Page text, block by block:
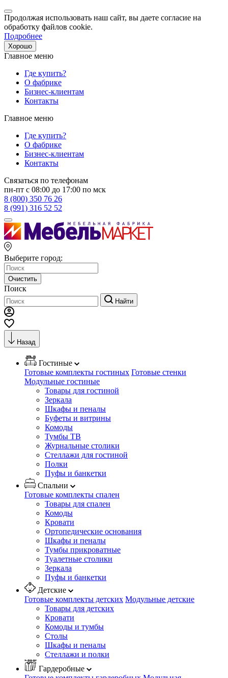
Продолжая использовать наш сайт, вы даете согласие на
обработку файлов cookie.
Подробнее
Хорошо
Главное меню
Где купить?
О фабрике
Бизнес-клиентам
Контакты
Главное меню
Где купить?
О фабрике
Бизнес-клиентам
Контакты
Связаться по телефонам
пн-пт с 08:00 до 17:00 по мск
8 (800) 350 76 26
8 (991) 316 52 52
Выберите город:
Очистить
Поиск
Найти
Назад
Гостиные
Готовые комплекты гостиных Готовые стенки
Модульные гостиные
Товары для гостиной
Зеркала
Шкафы и пеналы
Буфеты и витрины
Комоды
Тумбы ТВ
Журнальные столики
Стеллажи для гостиной
Полки
Пуфы и банкетки
Спальни
Готовые комплекты спален
Товары для спален
Комоды
Кровати
Ортопедические основания
Шкафы и пеналы
Тумбы прикроватные
Туалетные столики
Зеркала
Пуфы и банкетки
Детские
Готовые комплекты детских Модульные детские
Товары для детских
Кровати
Комоды и тумбы
Столы
Шкафы и пеналы
Стеллажи и полки
Гардеробные